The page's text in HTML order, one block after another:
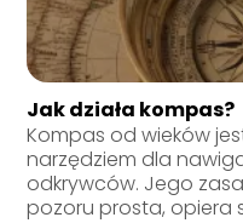
Jak działa kompas?
Kompas od wieków
narzędziem dla
odkrywców. Jego
pozoru prosta, opiera